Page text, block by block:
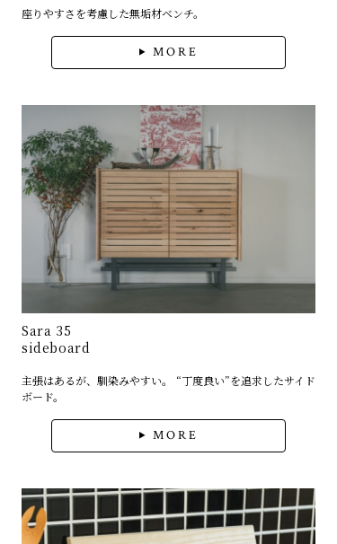
座りやすさを考慮した無垢材ベンチ。
MORE
Sara 35
sideboard
主張はあるが、馴染みやすい。 “丁度良い”を追求したサイド
ボード。
MORE